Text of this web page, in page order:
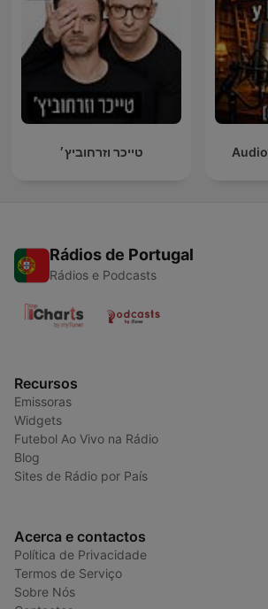
טייכר וזרחוביץ׳
Rádios de Portugal
Rádios e Podcasts
Recursos
Emissoras
Widgets
Futebol Ao Vivo na Rádio
Blog
Sites de Rádio por País
Acerca e contactos
Política de Privacidade
Termos de Serviço
Sobre Nós